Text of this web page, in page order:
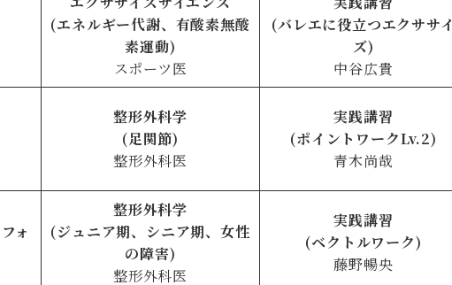
(エネルギー代謝、有酸素無酸
素運動)
スポーツ医
(バレエに役立つエクササイ
ズ)
中谷広貴
整形外科学
(足関節)
整形外科医
実践講習
(ポイントワークLv.2)
青木尚哉
ォ
整形外科学
(ジュニア期、シニア期、女性
の障害)
整形外科医
実践講習
(ベクトルワーク)
藤野暢央